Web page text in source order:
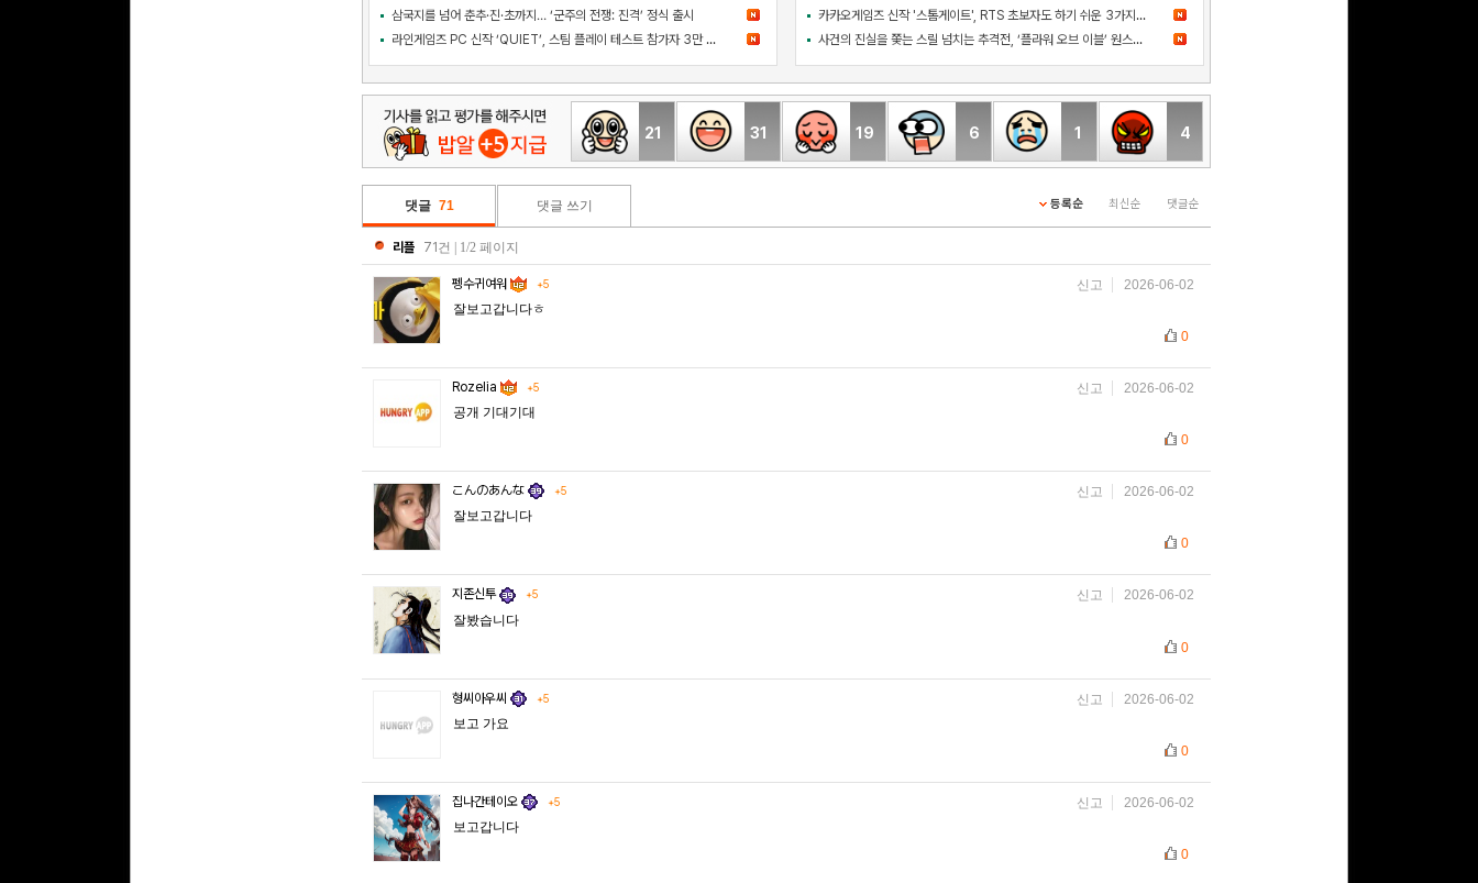
삼국지를 넘어 춘추·진·초까지… ‘군주의 전쟁: 진격’ 정식 출시
라인게임즈 PC 신작 ‘QUIET’, 스팀 플레이 테스트 참가자 3만 명 돌파
카카오게임즈 신작 '스톰게이트', RTS 초보자도 하기 쉬운 3가지 이유
사건의 진실을 쫓는 스릴 넘치는 추격전, ‘플라워 오브 이블’ 원스토어 정식 출시!
21 31 19 6 1 4
댓글 71 댓글 쓰기 등록순 최신순 댓글순
리플 71건 | 1/2 페이지
펭수귀여워 +5 신고
2026-06-02
잘보고갑니다ㅎ
0
Rozelia +5 신고
2026-06-02
공개 기대기대
0
こんのあんな +5 신고
2026-06-02
잘보고갑니다
0
지존신투 +5 신고
2026-06-02
잘봤습니다
0
형씨아우씨 +5 신고
2026-06-02
보고 가요
0
집나간테이오 +5 신고
2026-06-02
보고갑니다
0